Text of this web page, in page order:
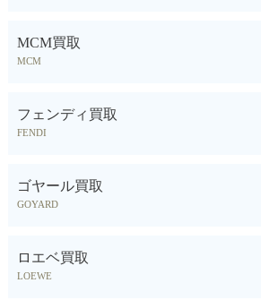
MCM買取
MCM
フェンディ買取
FENDI
ゴヤール買取
GOYARD
ロエベ買取
LOEWE